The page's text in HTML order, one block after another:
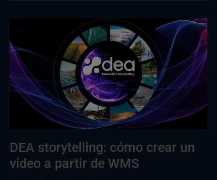
DEA storytelling: cómo crear un
vídeo a partir de WMS
cómo
crear
un
vídeo
WMS